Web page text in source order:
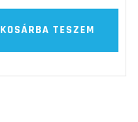
KOSÁRBA TESZEM